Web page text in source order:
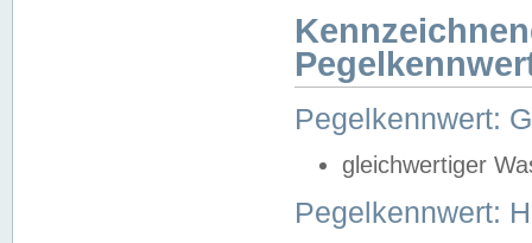
Pegelkennwert:
gleichwertiger
Pegelkennwert: